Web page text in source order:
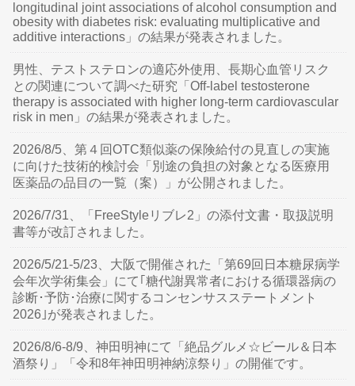
longitudinal joint associations of alcohol consumption and
obesity with diabetes risk: evaluating multiplicative and
additive interactions」の結果が発表されました。
男性、テストステロンの適応外使用、長期心血管リスク
との関連について調べた研究「Off-label testosterone
therapy is associated with higher long-term cardiovascular
risk in men」の結果が発表されました。
2026/8/5、第４回OTC類似薬の保険給付の見直しの実施
に向けた技術的検討会「別途の負担の対象となる医療用
医薬品の品目の一覧（案）」が公開されました。
2026/7/31、「FreeStyleリブレ2」の添付文書・取扱説明
書等が改訂されました。
2026/5/21-5/23、大阪で開催された「第69回日本糖尿病学
会年次学術集会」にて｢糖代謝異常者における循環器病の
診断･予防･治療に関するコンセンサスステートメント
2026｣が発表されました。
2026/8/6-8/9、神田明神にて「絶品グルメ☆ビール＆日本
酒祭り」「令和8年神田明神納涼祭り」の開催です。